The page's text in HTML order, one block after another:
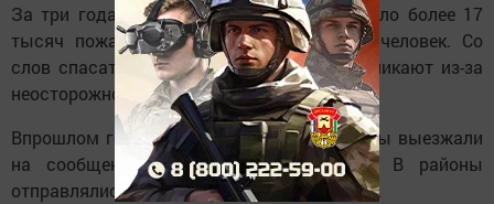
За три года в нашей республике произошло более 17
тысяч пожаров, в которых погибли 460 человек. Со
слов спасателей чаще всего пожары возникают из-за
неосторожного обращения с огнем.
Впрошлом году году елабужские огнеборцы выезжали
на сообщения о возгораниях 180 раз. В районы
отправлялись примерно в два раза меньше.